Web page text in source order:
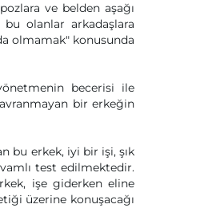
ve belden aşağı
olanlar arkadaşlara
olmamak" konusunda
becerisi ile
bir erkeğin
bu erkek, iyi bir işi, şık
test edilmektedir.
işe giderken eline
üzerine konuşacağı